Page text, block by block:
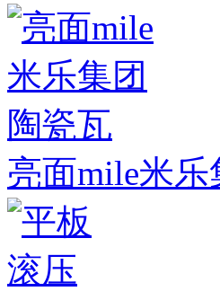
亮面mile米